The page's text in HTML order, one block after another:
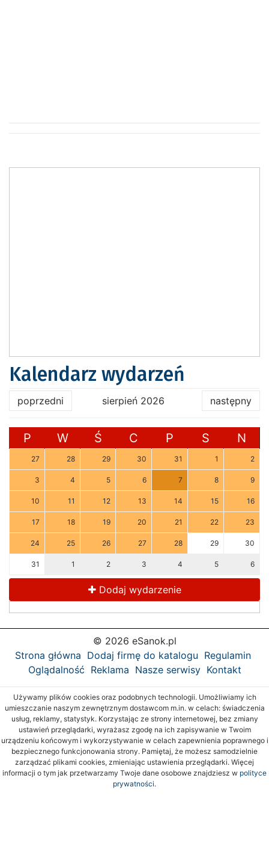
Kalendarz wydarzeń
poprzedni sierpień 2026 następny
P W Ś C P S N
27 28 29 30 31 1 2
3 4 5 6 7 8 9
10 11 12 13 14 15 16
17 18 19 20 21 22 23
24 25 26 27 28 29 30
31 1 2 3 4 5 6
Dodaj wydarzenie
© 2026 eSanok.pl
Strona główna Dodaj firmę do katalogu Regulamin
Oglądalność Reklama Nasze serwisy Kontakt
Używamy plików cookies oraz podobnych technologii. Umożliwiamy ich
umieszczanie naszym zewnętrznym dostawcom m.in. w celach: świadczenia
usług, reklamy, statystyk. Korzystając ze strony internetowej, bez zmiany
ustawień przeglądarki, wyrażasz zgodę na ich zapisywanie w Twoim
urządzeniu końcowym i wykorzystywanie w celach zapewnienia poprawnego i
bezpiecznego funkcjonowania strony. Pamiętaj, że możesz samodzielnie
zarządzać plikami cookies, zmieniając ustawienia przeglądarki. Więcej
informacji o tym jak przetwarzamy Twoje dane osobowe znajdziesz w polityce
prywatności.